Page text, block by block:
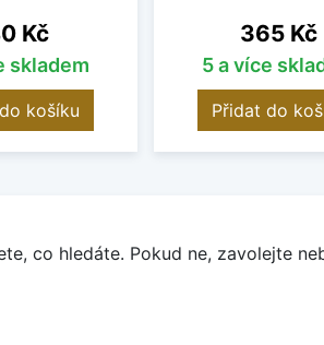
Kč
skladem
košíku
Cena
365 Kč
5 a více
Přidat do
co hledáte. Pokud ne, zavolejte